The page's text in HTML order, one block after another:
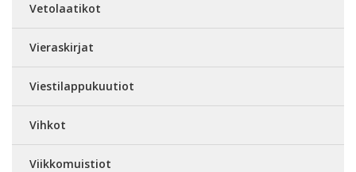
Vetolaatikot
Vieraskirjat
Viestilappukuutiot
Vihkot
Viikkomuistiot